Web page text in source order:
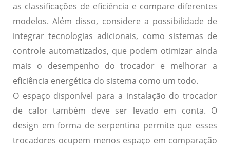
as classificações de eficiência e compare diferentes
modelos. Além disso, considere a possibilidade de
integrar tecnologias adicionais, como sistemas de
controle automatizados, que podem otimizar ainda
mais o desempenho do trocador e melhorar a
eficiência energética do sistema como um todo.
O espaço disponível para a instalação do trocador
de calor também deve ser levado em conta. O
design em forma de serpentina permite que esses
trocadores ocupem menos espaço em comparação